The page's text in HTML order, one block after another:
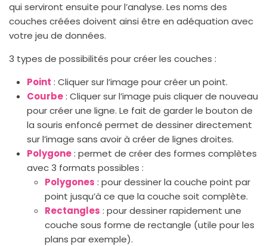
qui serviront ensuite pour l’analyse. Les noms des
couches créées doivent ainsi être en adéquation avec
votre jeu de données.
3 types de possibilités pour créer les couches :
Point : Cliquer sur l’image pour créer un point.
Courbe: Cliquer sur l’image puis cliquer de nouveau
pour créer une ligne. Le fait de garder le bouton de
la souris enfoncé permet de dessiner directement
sur l’image sans avoir à créer de lignes droites.
Polygone: permet de créer des formes complètes
avec 3 formats possibles :
Polygones : pour dessiner la couche point par
point jusqu’à ce que la couche soit complète.
Rectangles : pour dessiner rapidement une
couche sous forme de rectangle (utile pour les
plans par exemple).